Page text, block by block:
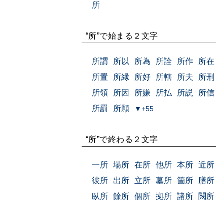
所
“所”で始まる２文字
所謂 所以 所為 所詮 所作 所在
所置
所縁 所好 所轄 所夫 所刑
所領
所因 所嫌 所払 所説 所信
所罰
所願 ▼+55
“所”で終わる２文字
一所 場所 在所 他所 本所 近所
彼所
出所 立所 墓所 箇所 膳所
臥所 餘所 個所 拠所 諸所 闕所